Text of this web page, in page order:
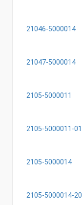
21046-5000014
21047-5000014
2105-5000011
2105-5000011-01
2105-5000014
2105-5000014-20